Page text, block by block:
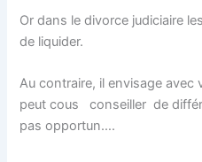
Or dans le divorce judiciaire
de liquider.
Au contraire, il envisage
peut cous conseiller de
pas opportun….